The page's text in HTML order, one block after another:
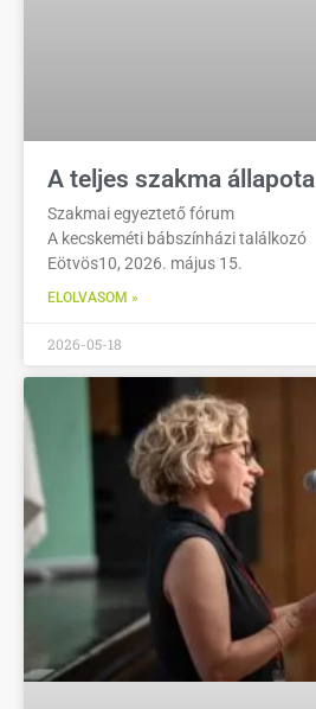
A teljes szakma állapota
Szakmai egyeztető fórum
A kecskeméti bábszínházi találkozó
Eötvös10, 2026. május 15.
ELOLVASOM »
2026-05-18